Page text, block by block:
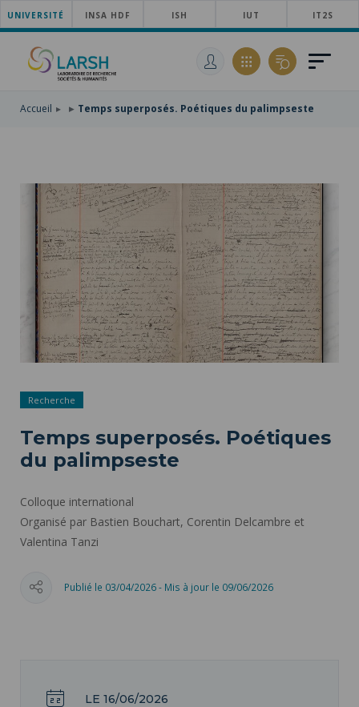
ACCÉDER
AU
MENU
PRINCIPAL
ALLER
AU
CONTENU
ACCÉDER
RECHERCHE
UNIVERSITÉ INSA HDF ISH IUT IT2S
Accueil Temps superposés. Poétiques du palimpseste
Recherche
Temps superposés. Poétiques
du palimpseste
Colloque international
Organisé par Bastien Bouchart, Corentin Delcambre et
Valentina Tanzi
Publié le 03/04/2026 - Mis à jour le 09/06/2026
LE 16/06/2026